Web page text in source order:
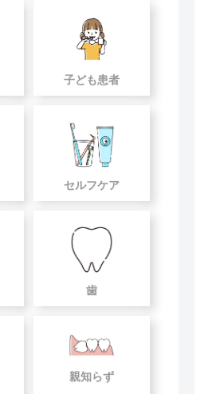
子ども患者
セルフケア
歯
親知らず